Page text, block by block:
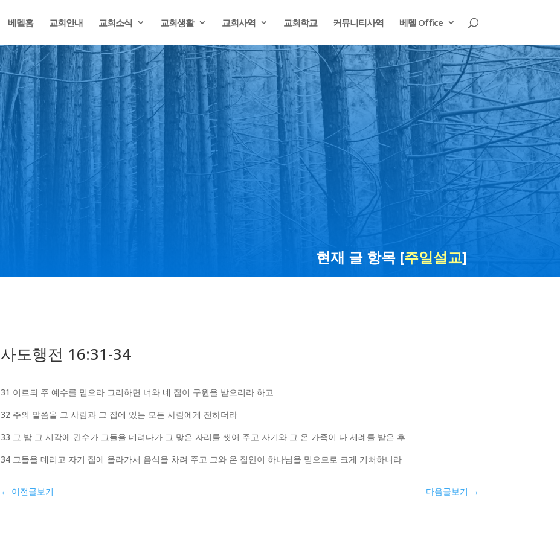
베델홈 교회안내 교회소식 교회생활 교회사역 교회학교 커뮤니티사역 베델 Office
현재 글 항목 [주일설교]
사도행전 16:31-34
31 이르되 주 예수를 믿으라 그리하면 너와 네 집이 구원을 받으리라 하고
32 주의 말씀을 그 사람과 그 집에 있는 모든 사람에게 전하더라
33 그 밤 그 시각에 간수가 그들을 데려다가 그 맞은 자리를 씻어 주고 자기와 그 온 가족이 다 세례를 받은 후
34 그들을 데리고 자기 집에 올라가서 음식을 차려 주고 그와 온 집안이 하나님을 믿으므로 크게 기뻐하니라
← 이전글보기 다음글보기 →